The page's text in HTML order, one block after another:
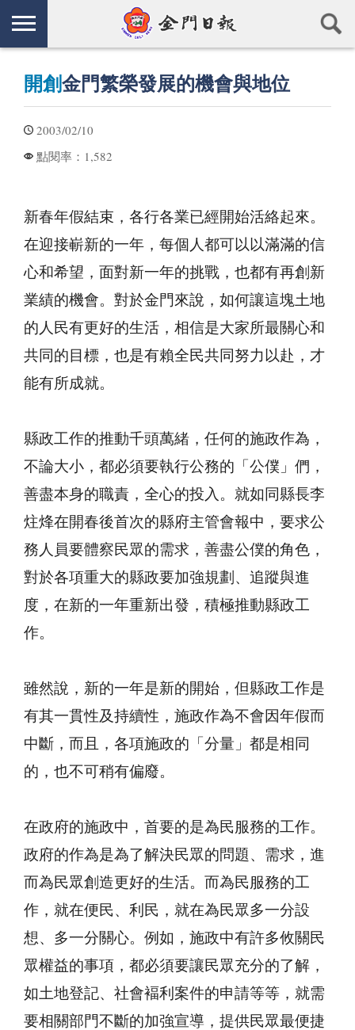
開創金門繁榮發展的機會與地位
2003/02/10
點閱率： 1,582
新春年假結束，各行各業已經開始活絡起來。
在迎接嶄新的一年，每個人都可以以滿滿的信
心和希望，面對新一年的挑戰，也都有再創新
業績的機會。對於金門來說，如何讓這塊土地
的人民有更好的生活，相信是大家所最關心和
共同的目標，也是有賴全民共同努力以赴，才
能有所成就。
縣政工作的推動千頭萬緒，任何的施政作為，
不論大小，都必須要執行公務的「公僕」們，
善盡本身的職責，全心的投入。就如同縣長李
炷烽在開春後首次的縣府主管會報中，要求公
務人員要體察民眾的需求，善盡公僕的角色，
對於各項重大的縣政要加強規劃、追蹤與進
度，在新的一年重新出發，積極推動縣政工
作。
雖然說，新的一年是新的開始，但縣政工作是
有其一貫性及持續性，施政作為不會因年假而
中斷，而且，各項施政的「分量」都是相同
的，也不可稍有偏廢。
在政府的施政中，首要的是為民服務的工作。
政府的作為是為了解決民眾的問題、需求，進
而為民眾創造更好的生活。而為民服務的工
作，就在便民、利民，就在為民眾多一分設
想、多一分關心。例如，施政中有許多攸關民
眾權益的事項，都必須要讓民眾充分的了解，
如土地登記、社會褔利案件的申請等等，就需
要相關部門不斷的加強宣導，提供民眾最便捷